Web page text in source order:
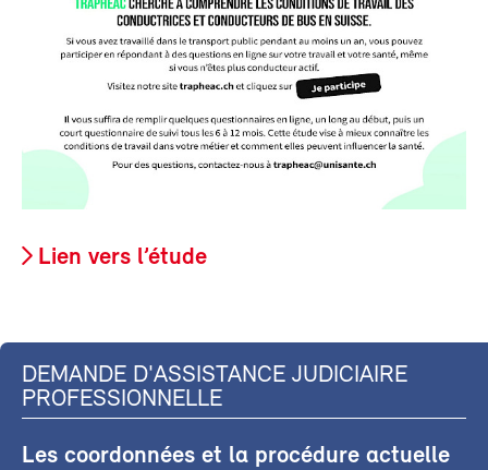
Lien vers l’étude
DEMANDE D'ASSISTANCE JUDICIAIRE
PROFESSIONNELLE
Les coordonnées et la procédure actuelle